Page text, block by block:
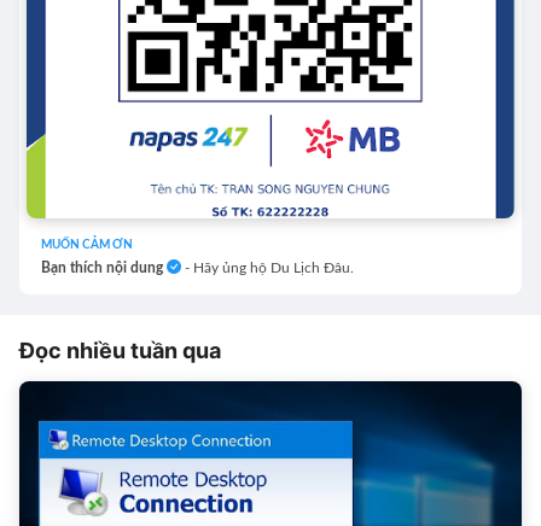
MUỐN CẢM ƠN
Bạn thích nội dung - Hãy ủng hộ Du Lịch Đâu.
Đọc nhiều tuần qua